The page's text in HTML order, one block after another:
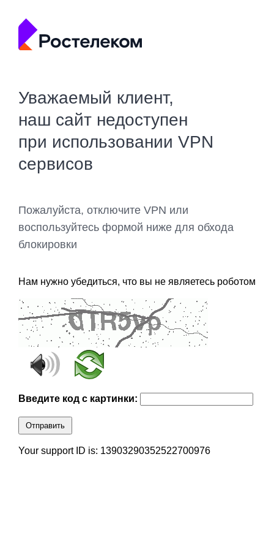
Уважаемый клиент,
наш сайт недоступен
при использовании VPN
сервисов
Пожалуйста, отключите VPN или
воспользуйтесь формой ниже для обхода
блокировки
Нам нужно убедиться, что вы не являетесь роботом
Введите код с картинки:
Отправить
Your support ID is: 13903290352522700976